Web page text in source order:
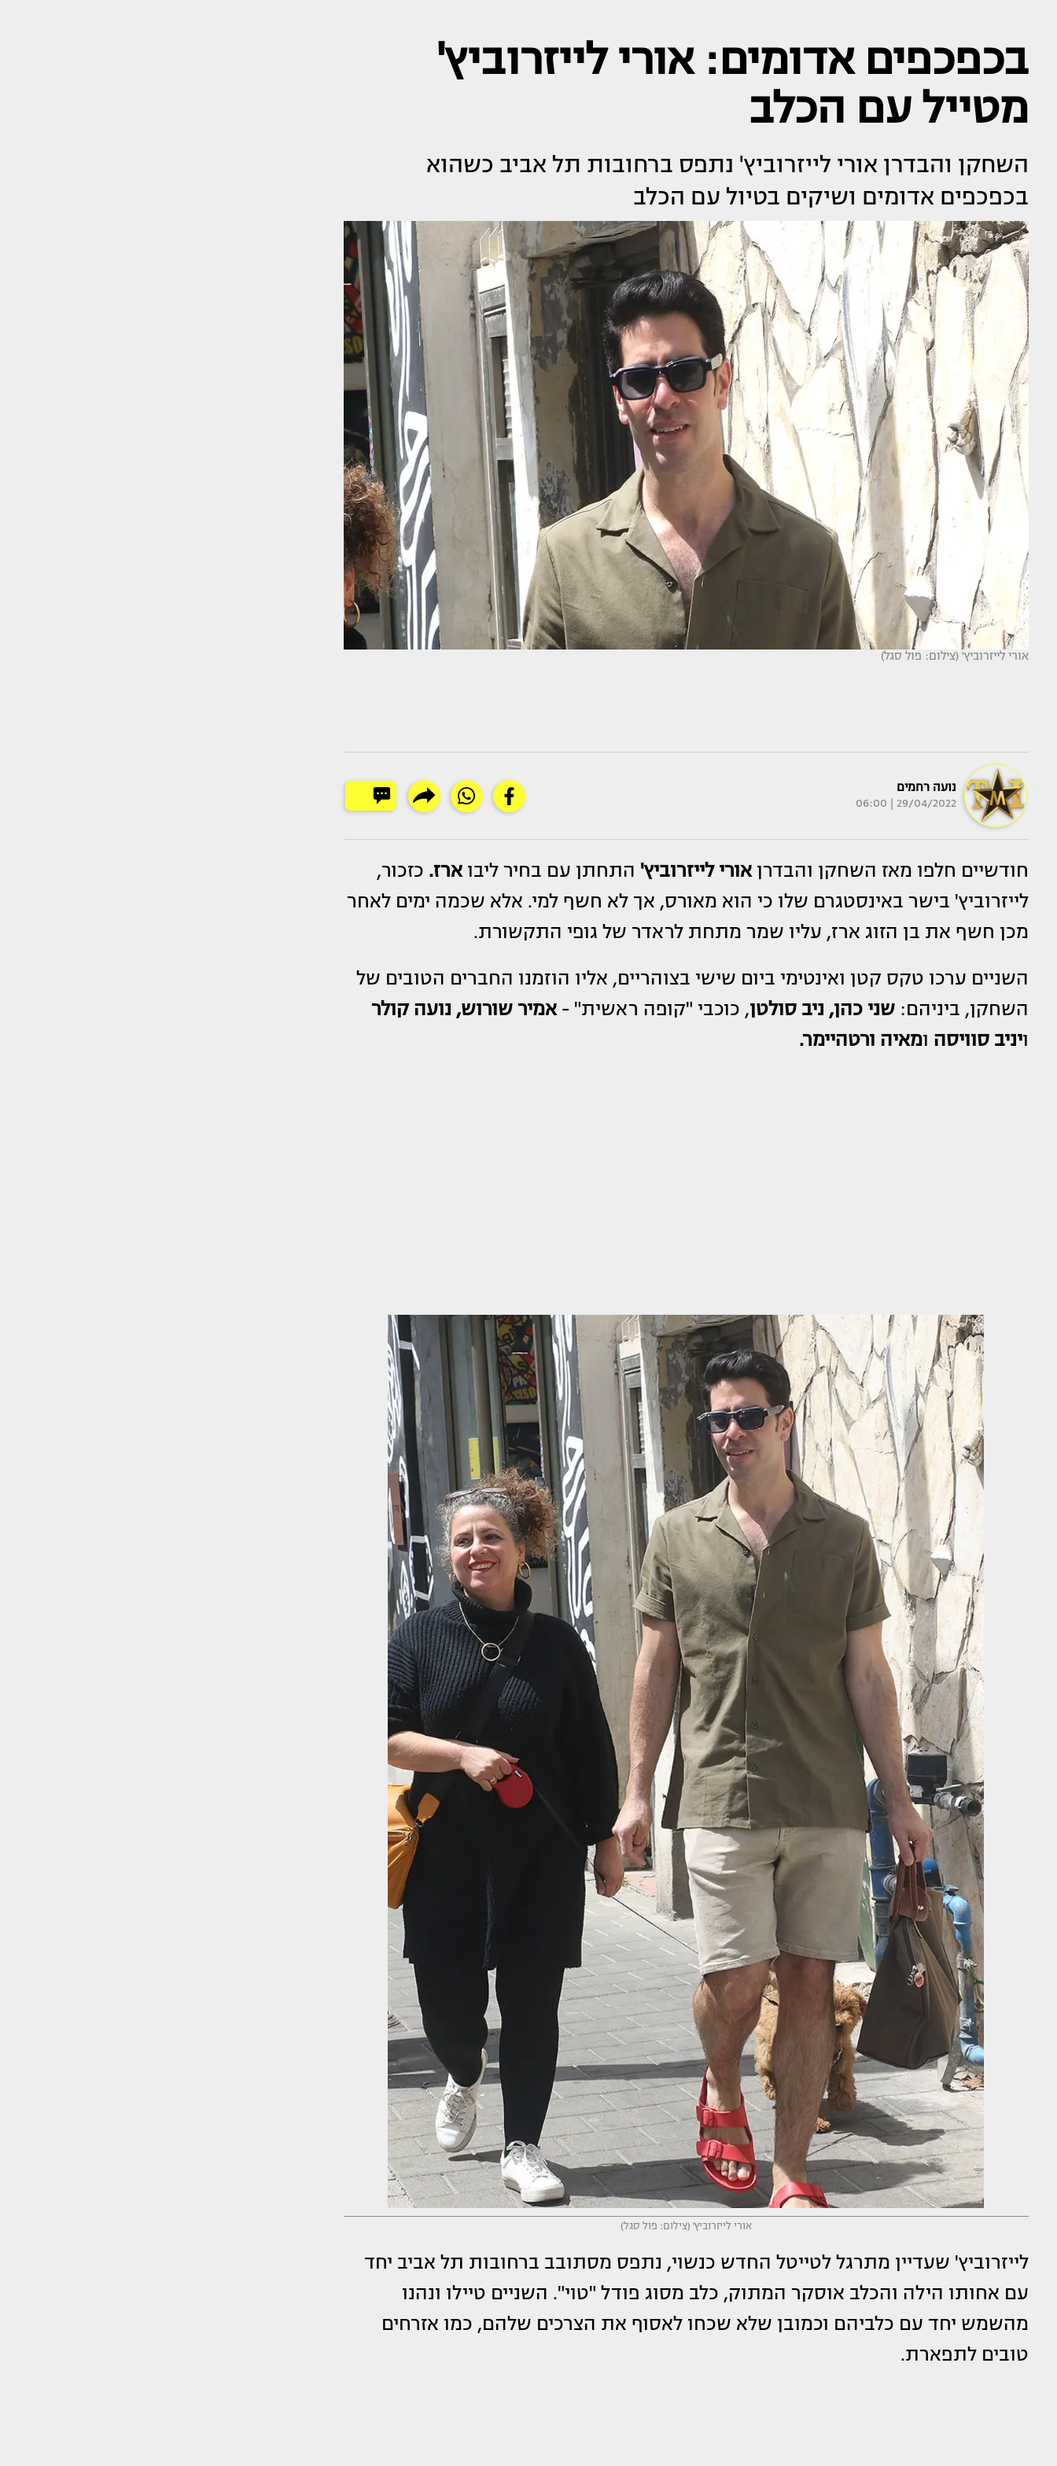
בכפכפים אדומים: אורי לייזרוביץ'
מטייל עם הכלב
השחקן והבדרן אורי לייזרוביץ' נתפס ברחובות תל אביב כשהוא
בכפכפים אדומים ושיקים בטיול עם הכלב
אורי לייזרוביץ' (צילום: פול סגל)
נועה רחמים
29/04/2022 | 06:00
חודשיים חלפו מאז השחקן והבדרןאורי לייזרוביץ' התחתן עם בחיר ליבוארז. כזכור,
לייזרוביץ' בישר באינסטגרם שלו כי הוא מאורס, אך לא חשף למי. אלא שכמה ימים לאחר
מכן חשף את בן הזוג ארז, עליו שמר מתחת לראדר של גופי התקשורת.
השניים ערכו טקס קטן ואינטימי ביום שישי בצוהריים, אליו הוזמנו החברים הטובים של
השחקן, ביניהם:שני כהן, ניב סולטן, כוכבי "קופה ראשית" -אמיר שורוש, נועה קולר
ויניב סוויסה ומאיה ורטהיימר.
אורי לייזרוביץ' (צילום: פול סגל)
לייזרוביץ' שעדיין מתרגל לטייטל החדש כנשוי, נתפס מסתובב ברחובות תל אביב יחד
עם אחותו הילה והכלב אוסקר המתוק, כלב מסוג פודל "טוי". השניים טיילו ונהנו
מהשמש יחד עם כלביהם וכמובן שלא שכחו לאסוף את הצרכים שלהם, כמו אזרחים
טובים לתפארת.